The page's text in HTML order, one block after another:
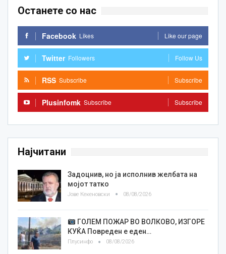
Останете со нас
Facebook Likes Like our page
Twitter Followers Follow Us
RSS Subscribe Subscribe
Plusinfomk Subscribe Subscribe
Најчитани
Задоцнив, но ја исполнив желбата на
мојот татко
Јове Кекеновски 08/08/2026
ГОЛЕМ ПОЖАР ВО ВОЛКОВО, ИЗГОРЕ
КУЌА Повреден е еден…
Плусинфо 08/08/2026